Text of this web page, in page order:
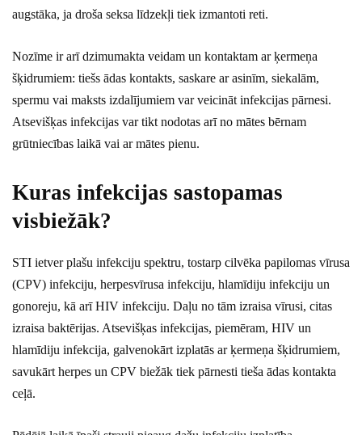
augstāka, ja droša seksa līdzekļi tiek izmantoti reti.
Nozīme ir arī dzimumakta veidam un kontaktam ar ķermeņa
šķidrumiem: tiešs ādas kontakts, saskare ar asinīm, siekalām,
spermu vai maksts izdalījumiem var veicināt infekcijas pārnesi.
Atsevišķas infekcijas var tikt nodotas arī no mātes bērnam
grūtniecības laikā vai ar mātes pienu.
Kuras infekcijas sastopamas
visbiežāk?
STI ietver plašu infekciju spektru, tostarp cilvēka papilomas vīrusa
(CPV) infekciju, herpesvīrusa infekciju, hlamīdiju infekciju un
gonoreju, kā arī HIV infekciju. Daļu no tām izraisa vīrusi, citas
izraisa baktērijas. Atsevišķas infekcijas, piemēram, HIV un
hlamīdiju infekcija, galvenokārt izplatās ar ķermeņa šķidrumiem,
savukārt herpes un CPV biežāk tiek pārnesti tieša ādas kontakta
ceļā.